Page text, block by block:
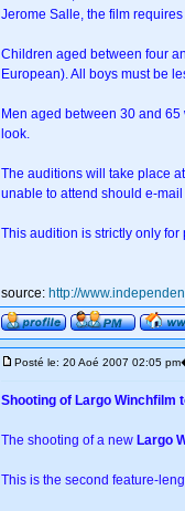
Jerome Salle, the film
Children aged between four
European). All boys must be
Men aged between 30 and
look.
The auditions will take place
unable to attend should e-
This audition is strictly only
source: http://
Posté le: 20 Aoé 2007 02:05 pm
Shooting of Largo Winchfilm
The shooting of a new Largo
This is the second feature-